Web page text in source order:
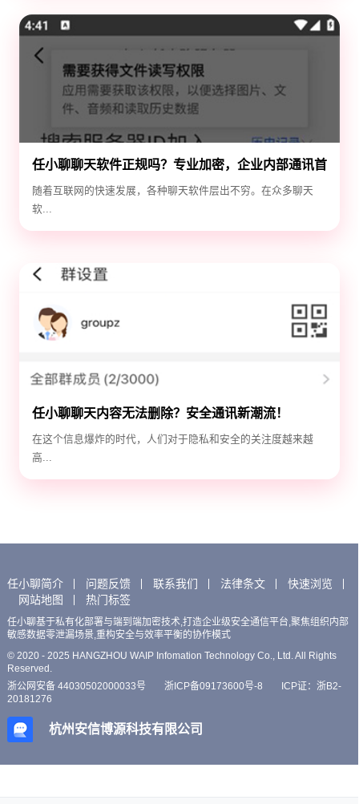
任小聊聊天软件正规吗？专业加密，企业内部通讯首
选！
随着互联网的快速发展，各种聊天软件层出不穷。在众多聊天
软...
任小聊聊天内容无法删除？安全通讯新潮流！
在这个信息爆炸的时代，人们对于隐私和安全的关注度越来越
高...
任小聊简介 问题反馈 联系我们 法律条文
快速浏览
网站地图
热门标签
任小聊基于私有化部署与端到端加密技术,打造企业级安全通信平台,聚焦组织内部
敏感数据零泄漏场景,重构安全与效率平衡的协作模式
© 2020 - 2025 HANGZHOU WAIP Infomation Technology Co., Ltd. All Rights
Reserved.
浙公网安备 44030502000033号
浙ICP备09173600号-8
ICP证：浙B2-
20181276
杭州安信博源科技有限公司